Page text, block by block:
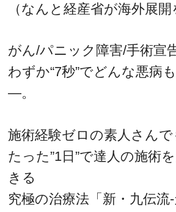
（なんと経産省が海外展開
がん/パニック障害/手術宣
わずか“7秒”でどんな悪病
―。
施術経験ゼロの素人さんで
たった”1日”で達人の施術
きる
究極の治療法「新・九伝流